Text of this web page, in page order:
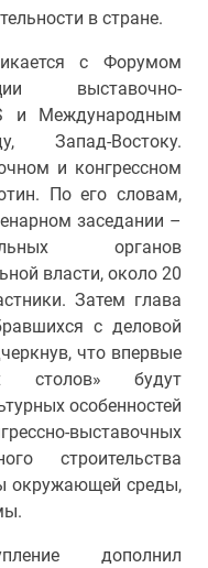
в стране.
с Форумом
выставочно-
и Международным
Запад-Востоку.
и конгрессном
По его словам,
заседании –
органов
власти, около 20
Затем глава
с деловой
что впервые
столов» будут
особенностей
выставочных
строительства
окружающей среды,
дополнил